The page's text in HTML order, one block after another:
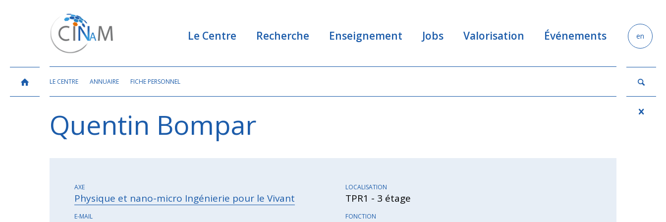
Le Centre Recherche Enseignement Jobs Valorisation Événements en
LE CENTRE ANNUAIRE FICHE PERSONNEL
Quentin Bompar
AXE
Physique et nano-micro Ingénierie pour le Vivant
E-MAIL
LOCALISATION
TPR1 - 3 étage
FONCTION